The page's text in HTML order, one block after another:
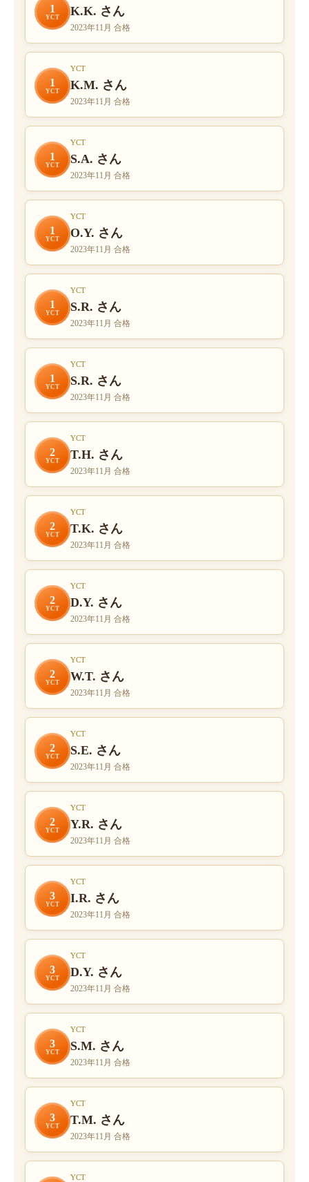
1
YCT K.K. さん
2023年11月 合格
1
YCT
YCT
K.M. さん
2023年11月 合格
1
YCT
YCT
S.A. さん
2023年11月 合格
1
YCT
YCT
O.Y. さん
2023年11月 合格
1
YCT
YCT
S.R. さん
2023年11月 合格
1
YCT
YCT
S.R. さん
2023年11月 合格
2
YCT
YCT
T.H. さん
2023年11月 合格
2
YCT
YCT
T.K. さん
2023年11月 合格
2
YCT
YCT
D.Y. さん
2023年11月 合格
2
YCT
YCT
W.T. さん
2023年11月 合格
2
YCT
YCT
S.E. さん
2023年11月 合格
2
YCT
YCT
Y.R. さん
2023年11月 合格
3
YCT
YCT
I.R. さん
2023年11月 合格
3
YCT
YCT
D.Y. さん
2023年11月 合格
3
YCT
YCT
S.M. さん
2023年11月 合格
3
YCT
YCT
T.M. さん
2023年11月 合格
YCT